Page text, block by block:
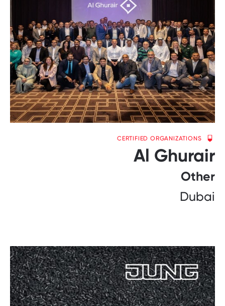
CERTIFIED ORGANIZATIONS
Al Ghurair
Other
Dubai